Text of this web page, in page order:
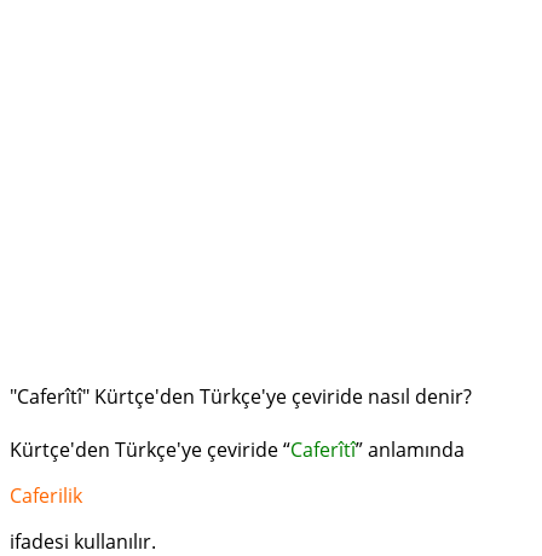
"Caferîtî" Kürtçe'den Türkçe'ye çeviride nasıl denir?
Kürtçe'den Türkçe'ye çeviride “Caferîtî” anlamında
Caferilik
ifadesi kullanılır.